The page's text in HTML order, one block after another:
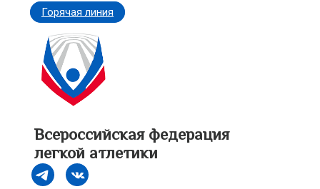
Горячая линия
Всероссийская федерация
легкой атлетики